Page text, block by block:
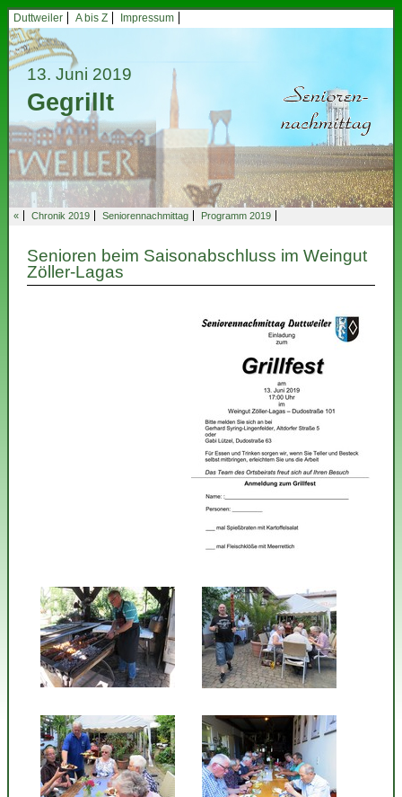
Duttweiler A bis Z Impressum
13. Juni 2019
Gegrillt
« Chronik 2019 Seniorennachmittag Programm 2019
Senioren beim Saisonabschluss im Weingut
Zöller-Lagas